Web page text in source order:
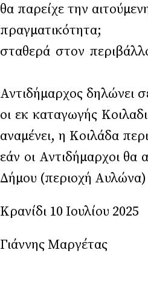
θα παρείχε την
πραγματικότητα;
σταθερά στον
Από το
Αντιδήμαρχος δηλώνει
οι εκ καταγωγής
αναμένει, η Κοιλάδα
εάν οι Αντιδήμαρχοι
Δήμου (περιοχή
Κρανίδι 10 Ιουλίου 2025
Γιάννης Μαργέτας